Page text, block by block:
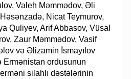
Valeh Məmmədov, Əli
Nicat Teymurov,
Quliyev, Arif Abbasov, Vüsal
Zaur Məmmədov, Vasif
və Əlizamin İsmayılov
Ermənistan ordusunun
silahlı dəstələrinin